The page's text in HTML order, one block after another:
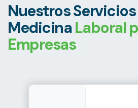
Nuestros
MedicinaLaboral
Empresas